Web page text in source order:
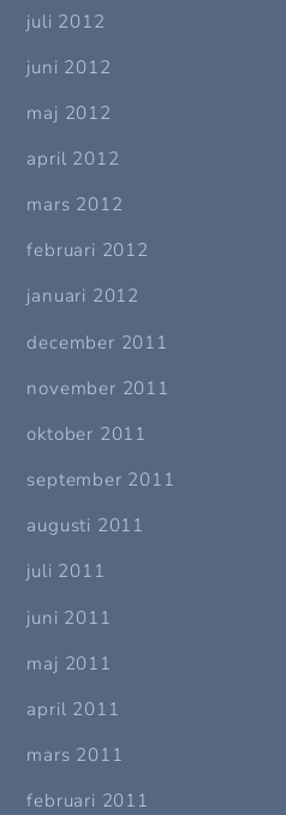
juli 2012
juni 2012
maj 2012
april 2012
mars 2012
februari 2012
januari 2012
december 2011
november 2011
oktober 2011
september 2011
augusti 2011
juli 2011
juni 2011
maj 2011
april 2011
mars 2011
februari 2011